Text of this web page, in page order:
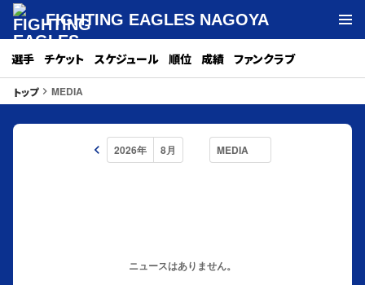
FIGHTING EAGLES NAGOYA
選手 チケット スケジュール 順位 成績 ファンクラブ
トップkeyboard_arrow_right MEDIA
keyboard_arrow_left
ニュースはありません。